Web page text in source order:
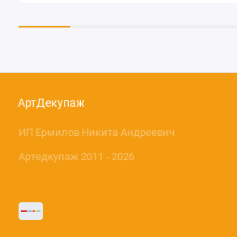
АртДекупаж
ИП Ермилов Никита Андреевич
Артедкупаж 2011 - 2026